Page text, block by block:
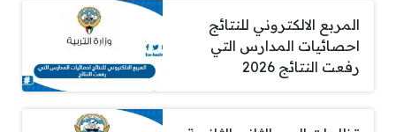
المربع الالكتروني للنتائج
احصائيات المدارس التي
رفعت النتائج 2026